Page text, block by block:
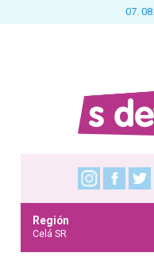
07.
Región
Celá SR